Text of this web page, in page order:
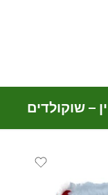
– שוקולדים